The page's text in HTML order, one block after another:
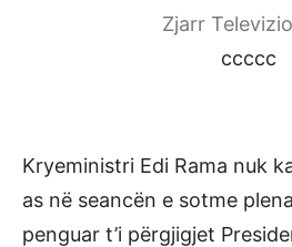
Zjarr
ccccc
Kryeministri Edi Rama nuk
as në seancën e sotme
penguar t’i përgjigjet